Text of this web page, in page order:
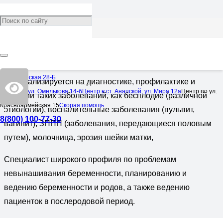
Черноморская 28-Б
Центр по ул. Омелькова 14-бЦентр в ст. Анапской, ул. Мира 12аЦентр по ул.
Красноармейская 15Скорая помощь
8(800) 100-77-30
Кологривко Екатерина
Врач:
Специализируется на диагностике, профилактике и
лечении таких заболеваний, как бесплодие (различной
этиологии), воспалительные заболевания (вульвит,
вагинит), ЗППП (заболевания, передающиеся половым
путем), молочница, эрозия шейки матки,
Специалист широкого профиля по проблемам
невынашивания беременности, планированию и
ведению беременности и родов, а также ведению
пациенток в послеродовой период.